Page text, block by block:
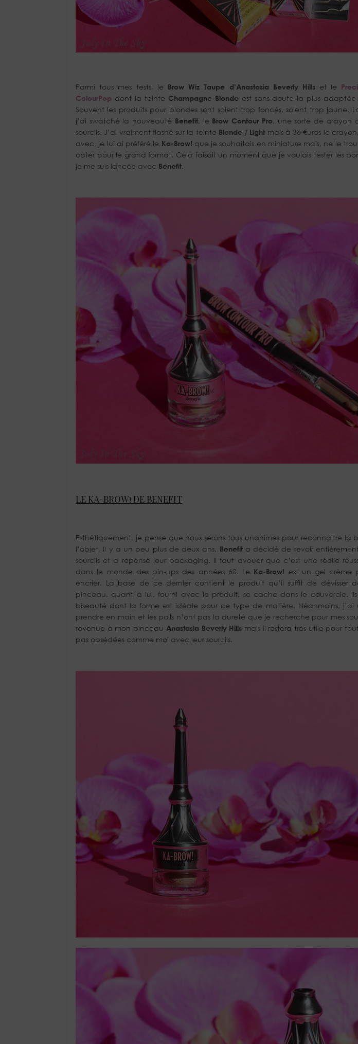
Parmi tous mes tests, le Brow Wiz Taupe d’Anastasia Beverly Hillset le
ColourPop dont la teinte Champagne Blonde est sans doute la plus
Souvent les produits pour blondes sont soient trop foncés, soient trop jaune.
j’ai swatché la nouveauté Benefit, le Brow Contour Pro, une sorte de crayon
sourcils. J’ai vraiment flashé sur la teinte Blonde / Light mais à 36 €uros le
avec, je lui ai préféré le Ka-Brow! que je souhaitais en miniature mais, ne le
opter pour le grand format. Cela faisait un moment que je voulais tester les
je me suis lancée avec Benefit.
LE KA-BROW! DE BENEFIT
Esthétiquement, je pense que nous serons tous unanimes pour reconnaitre la
l’objet. Il y a un peu plus de deux ans, Benefita décidé de revoir
sourcils et a repensé leur packaging. Il faut avouer que c’est une réelle
dans le monde des pin-ups des années 60. Le Ka-Brow! est un gel crème
encrier. La base de ce dernier contient le produit qu’il suffit de dévisser
pinceau, quant à lui, fourni avec le produit, se cache dans le couvercle.
biseauté dont la forme est idéale pour ce type de matière. Néanmoins,
prendre en main et les poils n’ont pas la dureté que je recherche pour mes
revenue à mon pinceau Anastasia Beverly Hills mais il restera très utile pour
pas obsédées comme moi avec leur sourcils.